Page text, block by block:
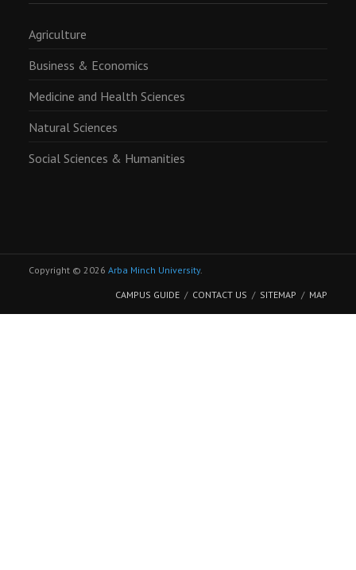
Agriculture
Business & Economics
Medicine and Health Sciences
Natural Sciences
Social Sciences & Humanities
Copyright © 2026 Arba Minch University.
CAMPUS GUIDE CONTACT US SITEMAP MAP